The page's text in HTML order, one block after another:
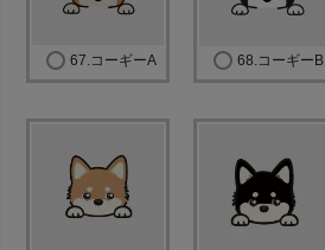
67.コーギーA 68.コーギーB